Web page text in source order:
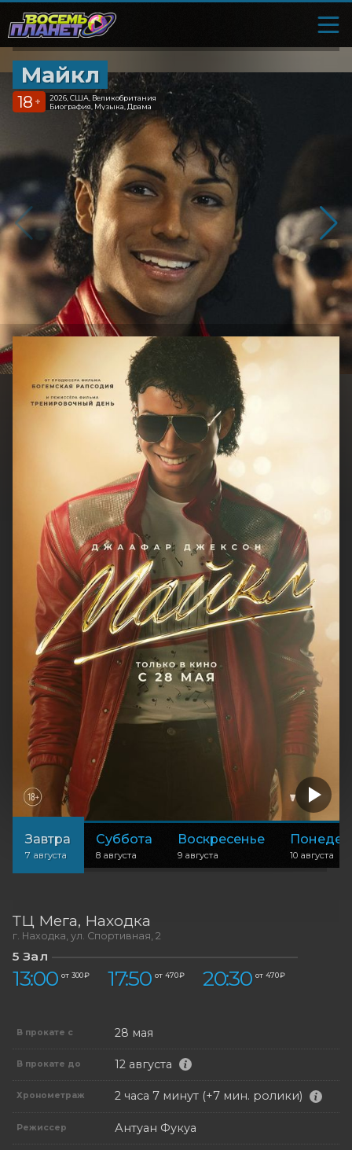
Майкл
18 +
2026, США, Великобритания
Биография, Музыка, Драма
Завтра
7 августа
Суббота
8 августа
Воскресенье
9 августа 10 августа
ТЦ Мега Находка
г. Находка, ул. Спортивная, 2
5 Зал
13:00 от 300 ₽ 17:50 от 470 ₽ 20:30 от 470 ₽
В прокате с 28 мая
В прокате до 12 августа
Хронометраж 2 часа 7 минут (+7 мин. ролики)
Режиссер Антуан Фукуа